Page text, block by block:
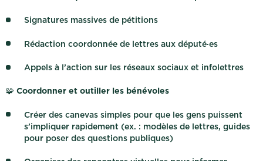
Signatures massives de pétitions
Rédaction coordonnée de lettres aux député·es
Appels à l’action sur les réseaux sociaux et infolettres
🧩 Coordonner et outiller les bénévoles
Créer des canevas simples pour que les gens puissent
s’impliquer rapidement (ex. : modèles de lettres, guides
pour poser des questions publiques)